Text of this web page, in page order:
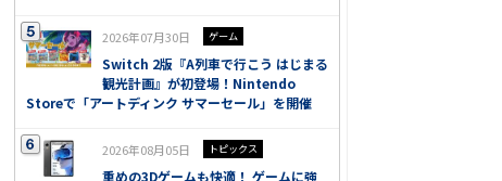
2026年07月30日 ゲーム
Switch 2版『A列車で行こう はじまる
観光計画』が初登場！Nintendo
Storeで「アートディンク サマーセール」を開催
2026年08月05日 トピックス
重めの3Dゲームも快適！ ゲームに強